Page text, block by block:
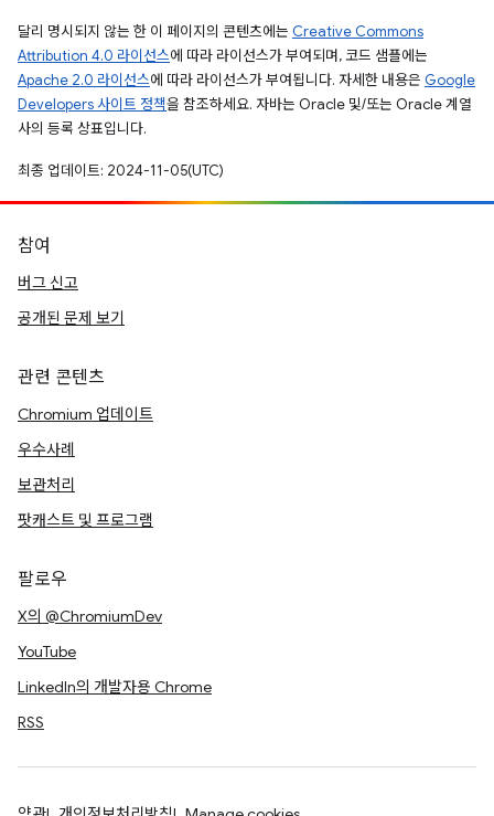
달리 명시되지 않는 한 이 페이지의 콘텐츠에는 Creative Commons
Attribution 4.0 라이선스에 따라 라이선스가 부여되며, 코드 샘플에는
Apache 2.0 라이선스에 따라 라이선스가 부여됩니다. 자세한 내용은 Google
Developers 사이트 정책을 참조하세요. 자바는 Oracle 및/또는 Oracle 계열
사의 등록 상표입니다.
최종 업데이트: 2024-11-05(UTC)
참여
버그 신고
공개된 문제 보기
관련 콘텐츠
Chromium 업데이트
우수사례
보관처리
팟캐스트 및 프로그램
팔로우
X의 @ChromiumDev
YouTube
LinkedIn의 개발자용 Chrome
RSS